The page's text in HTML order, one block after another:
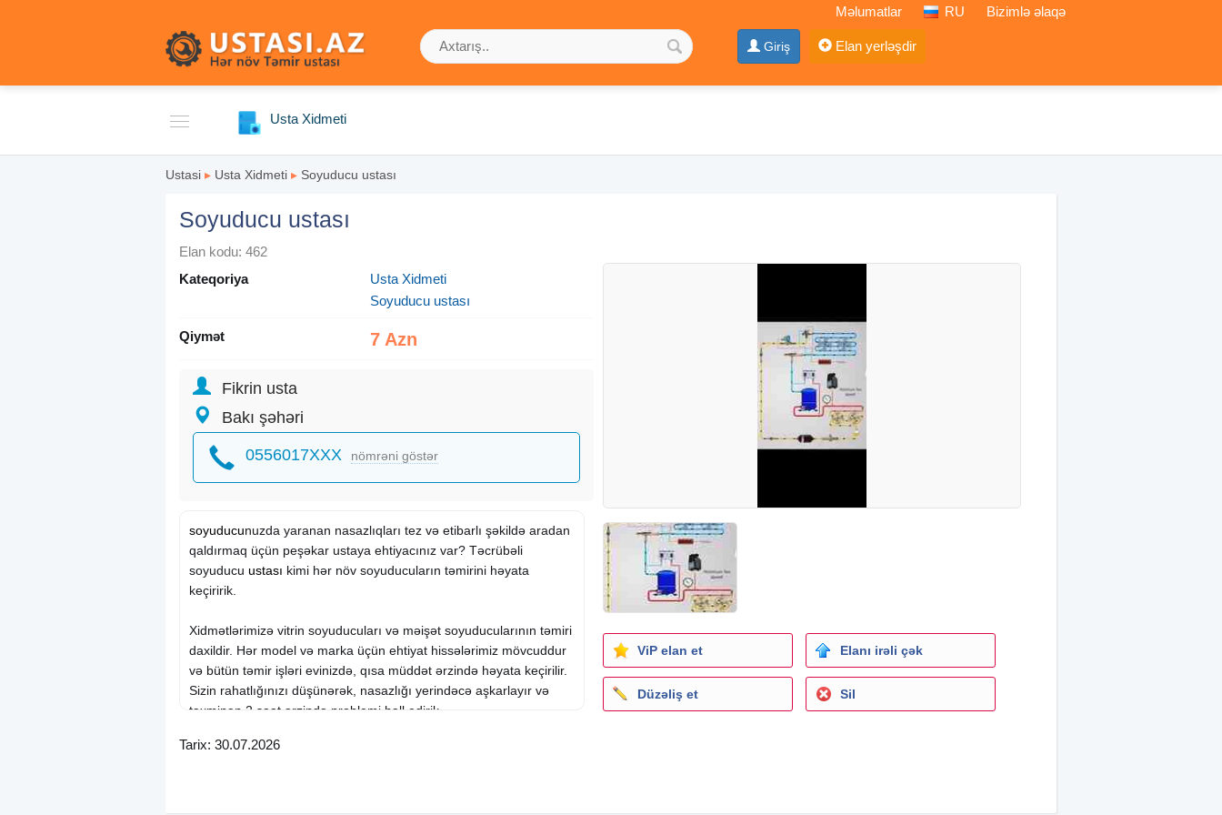
Məlumatlar RU Bizimlə əlaqə
Giriş Elan yerləşdir
Usta Xidmeti
Ustasi ▸ Usta Xidmeti ▸ Soyuducu ustası
Soyuducu ustası
Elan kodu: 462
Kateqoriya
Usta Xidmeti
Soyuducu ustası
Qiymət 7 Azn
Fikrin usta
Bakı şəhəri
0556017XXX nömrəni göstər
soyuducunuzda yaranan nasazlıqları tez və etibarlı şəkildə aradan
qaldırmaq üçün peşəkar ustaya ehtiyacınız var? Təcrübəli
soyuducu ustası kimi hər növ soyuducuların təmirini həyata
keçiririk.
Xidmətlərimizə vitrin soyuducuları və məişət soyuducularının təmiri
daxildir. Hər model və marka üçün ehtiyat hissələrimiz mövcuddur
və bütün təmir işləri evinizdə, qısa müddət ərzində həyata keçirilir.
Sizin rahatlığınızı düşünərək, nasazlığı yerindəcə aşkarlayır və
təxminən 2 saat ərzində problemi həll edirik.
Uzunmüddətli təcrübə, keyfiyyətli xidmət və operativlik bizim əsas
Tarix: 30.07.2026
ViP elan et Elanı irəli çək
Düzəliş et Sil